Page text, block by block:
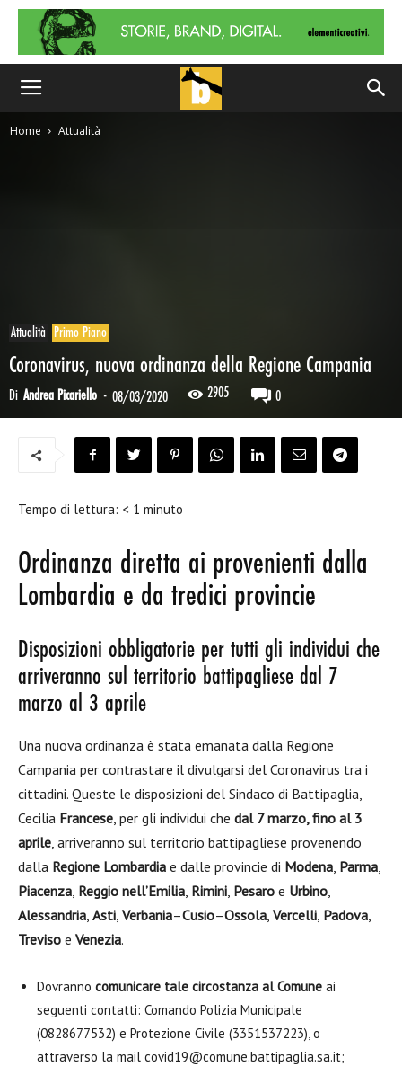
Home Attualità
Attualità Primo Piano
Coronavirus, nuova ordinanza della Regione Campania
Di Andrea Picariello - 08/03/2020 2905 0
Tempo di lettura: < 1 minuto
Ordinanza diretta ai provenienti dalla
Lombardia e da tredici provincie
Disposizioni obbligatorie per tutti gli individui che
arriveranno sul territorio battipagliese dal 7
marzo al 3 aprile
Una nuova ordinanza è stata emanata dalla Regione
Campania per contrastare il divulgarsi del Coronavirus tra i
cittadini. Queste le disposizioni del Sindaco di Battipaglia,
Cecilia Francese, per gli individui che dal 7 marzo, fino al 3
aprile, arriveranno sul territorio battipagliese provenendo
dalla Regione Lombardia e dalle provincie di Modena, Parma,
Piacenza, Reggio nell’Emilia, Rimini, Pesaro e Urbino,
Alessandria, Asti, Verbania–Cusio–Ossola, Vercelli, Padova,
Treviso e Venezia.
Dovranno comunicare tale circostanza al Comune ai
seguenti contatti: Comando Polizia Municipale
(0828677532) e Protezione Civile (3351537223), o
attraverso la mail covid19@comune.battipaglia.sa.it;